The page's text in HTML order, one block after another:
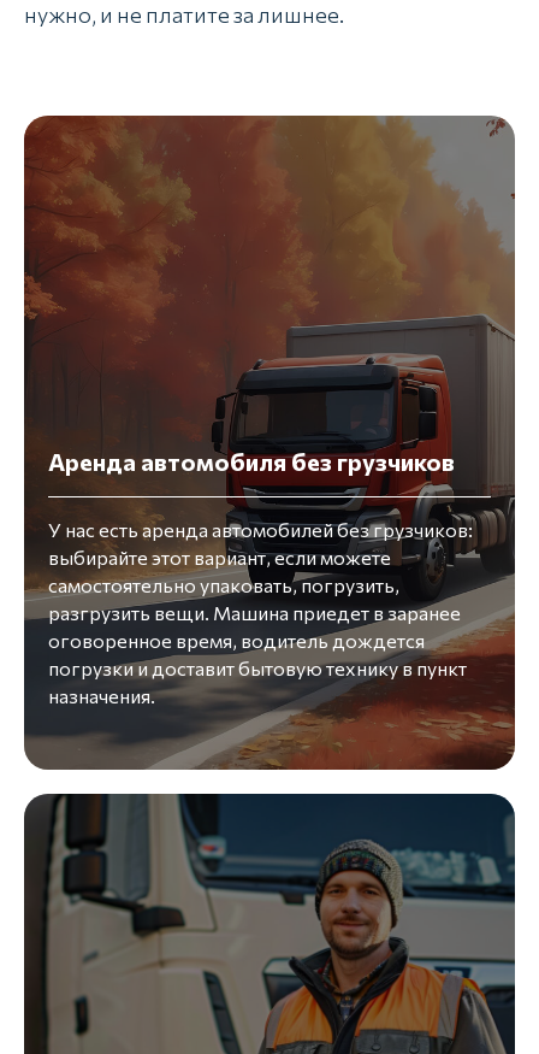
нужно, и не платите за лишнее.
Аренда автомобиля без грузчиков
У нас есть аренда автомобилей без грузчиков:
выбирайте этот вариант, если можете
самостоятельно упаковать, погрузить,
разгрузить вещи. Машина приедет в заранее
оговоренное время, водитель дождется
погрузки и доставит бытовую технику в пункт
назначения.